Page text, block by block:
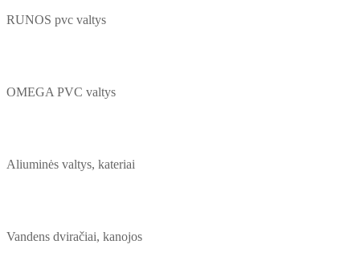
RUNOS pvc valtys
OMEGA PVC valtys
Aliuminės valtys, kateriai
Vandens dviračiai, kanojos